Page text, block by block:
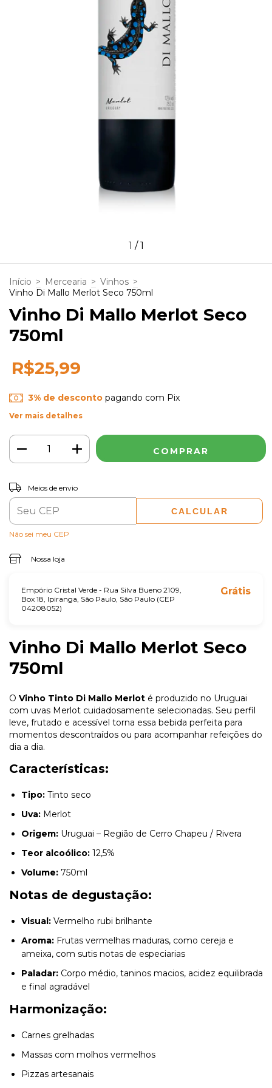
1 /1
Início > Mercearia > Vinhos >
Vinho Di Mallo Merlot Seco 750ml
Vinho Di Mallo Merlot Seco
750ml
R$25,99
3% de desconto pagando com Pix
Ver mais detalhes
Entregas para o CEP:
Meios de envio
CALCULAR
Não sei meu CEP
Nossa loja
Empório Cristal Verde - Rua Silva Bueno 2109,
Box 18, Ipiranga, São Paulo, São Paulo (CEP
04208052)
Grátis
Vinho Di Mallo Merlot Seco
750ml
O Vinho Tinto Di Mallo Merlot é produzido no Uruguai
com uvas Merlot cuidadosamente selecionadas. Seu perfil
leve, frutado e acessível torna essa bebida perfeita para
momentos descontraídos ou para acompanhar refeições do
dia a dia.
Características:
Tipo: Tinto seco
Uva: Merlot
Origem: Uruguai – Região de Cerro Chapeu / Rivera
Teor alcoólico: 12,5%
Volume: 750ml
Notas de degustação:
Visual: Vermelho rubi brilhante
Aroma: Frutas vermelhas maduras, como cereja e
ameixa, com sutis notas de especiarias
Paladar: Corpo médio, taninos macios, acidez equilibrada
e final agradável
Harmonização:
Carnes grelhadas
Massas com molhos vermelhos
Pizzas artesanais